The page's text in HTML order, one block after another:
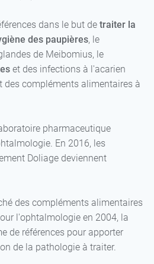
dans le but de traiter la
des paupières, le
de Meibomius, le
et des infections à l'acarien
des compléments alimentaires à
pharmaceutique
En 2016, les
Doliage deviennent
des compléments alimentaires
l'ophtalmologie en 2004, la
de références pour apporter
de la pathologie à traiter.